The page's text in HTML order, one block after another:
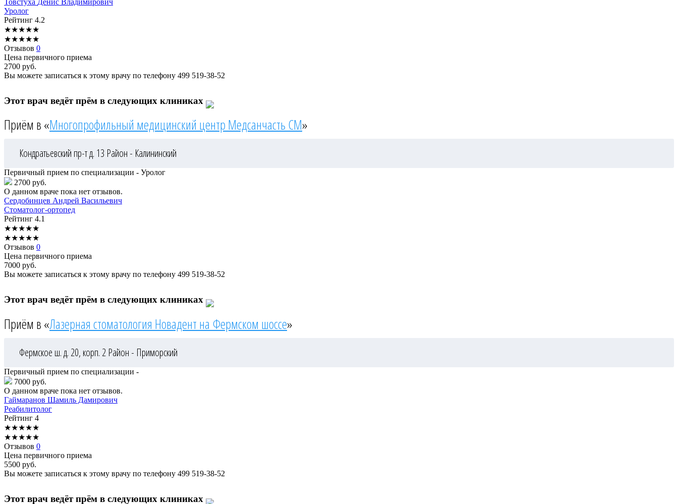
Уролог
Рейтинг 4.2
★★★★★
★★★★★
Отзывов 0
Цена первичного приема
2700 руб.
Вы можете записаться к этому врачу по телефону 499 519-38-52
Этот врач ведёт прём в следующих клиниках
Приём в «Многопрофильный медицинский центр Медсанчасть СМ»
Кондратьевский пр-т д. 13 Район - Калининский
Первичный прием по специализации - Уролог
2700 руб.
О данном враче пока нет отзывов.
Сердобинцев Андрей Васильевич
Стоматолог-ортопед
Рейтинг 4.1
★★★★★
★★★★★
Отзывов 0
Цена первичного приема
7000 руб.
Вы можете записаться к этому врачу по телефону 499 519-38-52
Этот врач ведёт прём в следующих клиниках
Приём в «Лазерная стоматология Новадент на Фермском шоссе»
Фермское ш. д. 20, корп. 2 Район - Приморский
Первичный прием по специализации -
7000 руб.
О данном враче пока нет отзывов.
Гаймаранов Шамиль Дамирович
Реабилитолог
Рейтинг 4
★★★★★
★★★★★
Отзывов 0
Цена первичного приема
5500 руб.
Вы можете записаться к этому врачу по телефону 499 519-38-52
Этот врач ведёт прём в следующих клиниках